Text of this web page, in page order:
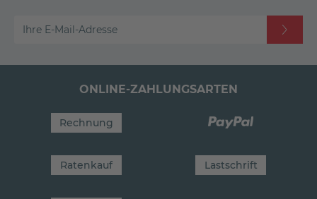
Ihre E-Mail-Adresse
ONLINE-ZAHLUNGSARTEN
Rechnung
Ratenkauf Lastschrift